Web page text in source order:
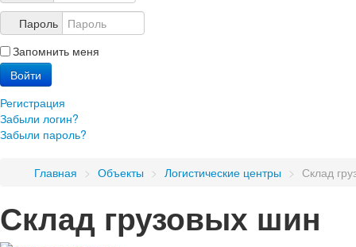
Пароль
Запомнить меня
Войти
Регистрация
Забыли логин?
Забыли пароль?
Главная > Объекты > Логистические центры > Склад
Склад грузовых шин